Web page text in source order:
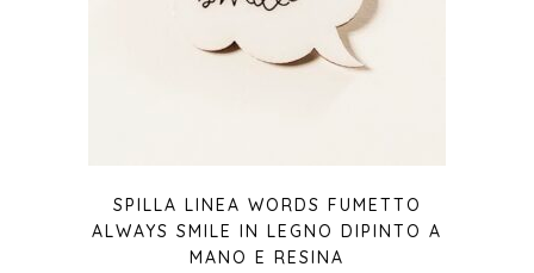
SPILLA LINEA WORDS FUMETTO
ALWAYS SMILE IN LEGNO DIPINTO A
MANO E RESINA